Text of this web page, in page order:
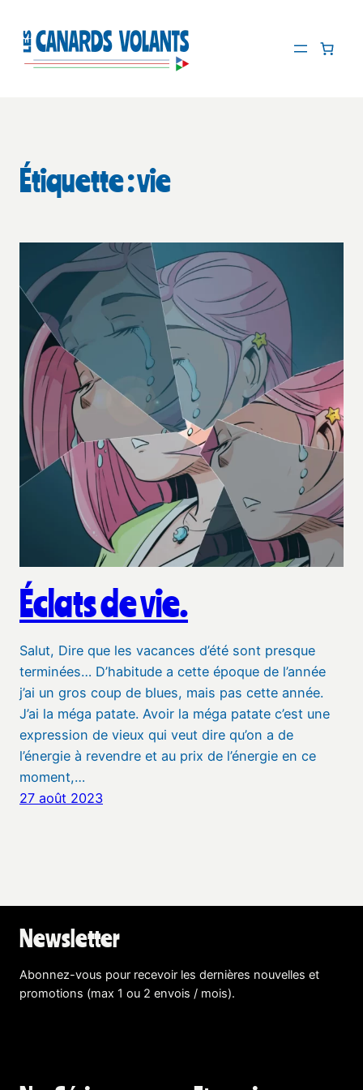
contenu
Étiquette :vie
Éclats de vie.
Salut, Dire que les vacances d’été sont presque
terminées… D’habitude a cette époque de l’année
j’ai un gros coup de blues, mais pas cette année.
J’ai la méga patate. Avoir la méga patate c’est une
expression de vieux qui veut dire qu’on a de
l’énergie à revendre et au prix de l’énergie en ce
moment,…
27 août 2023
Newsletter
Abonnez-vous pour recevoir les dernières nouvelles et
promotions (max 1 ou 2 envois / mois).